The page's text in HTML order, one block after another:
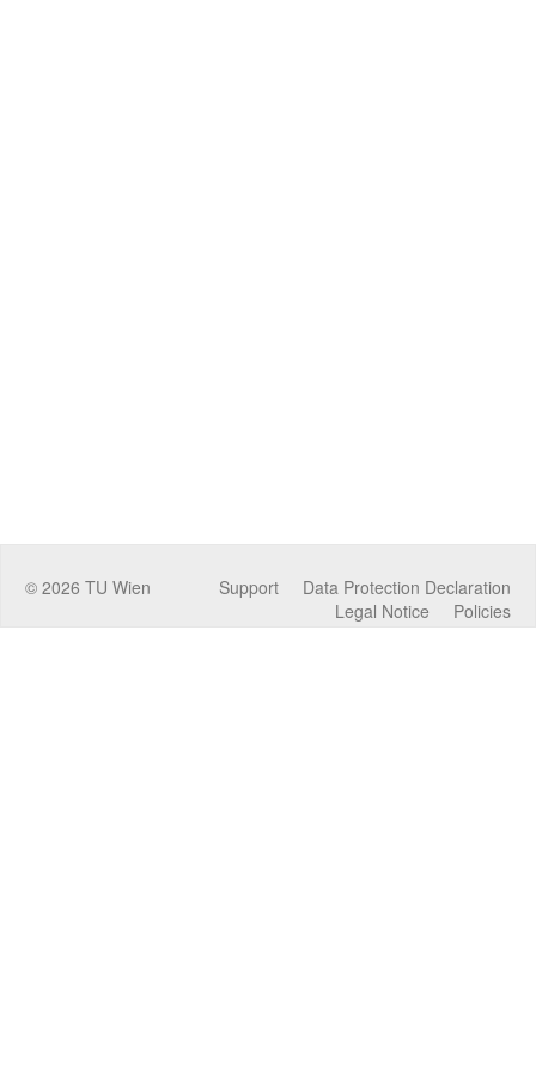
© 2026 TU Wien Data Protection Declaration
Support
Policies
Legal Notice